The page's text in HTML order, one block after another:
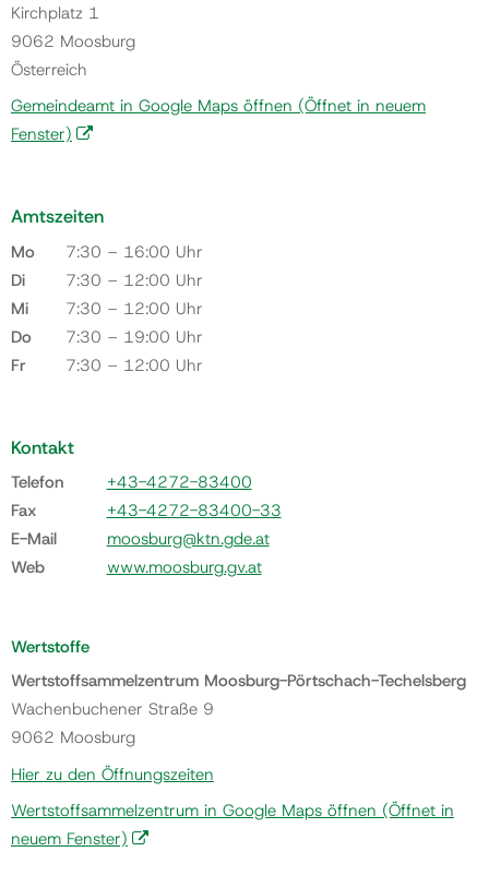
Kirchplatz 1
9062 Moosburg
Österreich
Gemeindeamt in Google Maps öffnen (Öffnet in neuem
Fenster)
Amtszeiten
Mo
7:30 – 16:00 Uhr
Di
7:30 – 12:00 Uhr
Mi
7:30 – 12:00 Uhr
Do
7:30 – 19:00 Uhr
Fr
7:30 – 12:00 Uhr
Kontakt
Telefon
+43-4272-83400
Fax
+43-4272-83400-33
E-Mail
moosburg@ktn.gde.at
Web
www.moosburg.gv.at
Wertstoffe
Wertstoffsammelzentrum Moosburg-Pörtschach-Techelsberg
Wachenbuchener Straße 9
9062 Moosburg
Hier zu den Öffnungszeiten
Wertstoffsammelzentrum in Google Maps öffnen (Öffnet in
neuem Fenster)